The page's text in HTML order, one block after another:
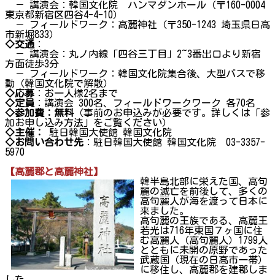
－ 講演会：韓国文化院 ハンマダンホール（〒160-0004
東京都新宿区四谷4-4-10）
－ フィールドワーク：高麗神社（〒350-1243 埼玉県日高
市新堀833）
◇交通 ：
－ 講演会：丸ノ内線「四谷三丁目」2~3番出口より新宿
方面徒歩3分
－ フィールドワーク：韓国文化院集合後、大型バスで移
動（韓国文化院で解散）
◇応募 ：お一人様2名まで
◇定員 ：講演会 300名、フィールドワークワーク 各70名
◇参加費：無料（事前のお申込みが必要です。詳しくは「参
加お申し込み方法」をご覧ください）
◇主催：
駐日韓国大使館 韓国文化院
◇お問い合わせ先 ：駐日韓国大使館 韓国文化院 03-3357-
5970
【高麗郡と高麗神社】
韓半島北部に栄えた国、高句
麗の滅亡を前後して、多くの
高句麗人が海を渡って日本に
来ました。
高句麗の王族である、高麗王
若光は716年東国７ヶ国に住
む高麗人（高句麗人）1799人
とともに未開の原野であった
武蔵国（現在の日高市一帯）
に移住し、高麗郡を建郡しま